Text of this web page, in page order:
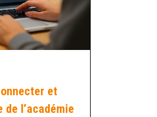
et
l’académie